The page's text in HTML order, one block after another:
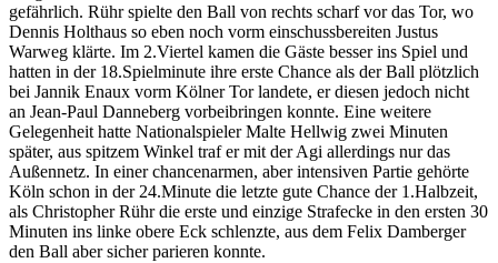
gefährlich. Rühr spielte den Ball von rechts scharf vor das Tor, wo
Dennis Holthaus so eben noch vorm einschussbereiten Justus
Warweg klärte. Im 2.Viertel kamen die Gäste besser ins Spiel und
hatten in der 18.Spielminute ihre erste Chance als der Ball plötzlich
bei Jannik Enaux vorm Kölner Tor landete, er diesen jedoch nicht
an Jean-Paul Danneberg vorbeibringen konnte. Eine weitere
Gelegenheit hatte Nationalspieler Malte Hellwig zwei Minuten
später, aus spitzem Winkel traf er mit der Agi allerdings nur das
Außennetz. In einer chancenarmen, aber intensiven Partie gehörte
Köln schon in der 24.Minute die letzte gute Chance der 1.Halbzeit,
als Christopher Rühr die erste und einzige Strafecke in den ersten 30
Minuten ins linke obere Eck schlenzte, aus dem Felix Damberger
den Ball aber sicher parieren konnte.